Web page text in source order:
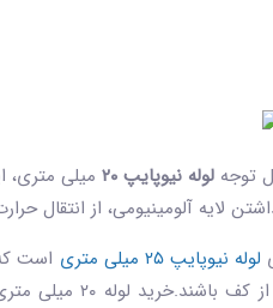
توجه لوله نیوپایپ۲۰ میلی‌ متری،
لایه آلومینیومی، از
لوله نیوپایپ ۲۵ میلی متری
است
سیستم‌های